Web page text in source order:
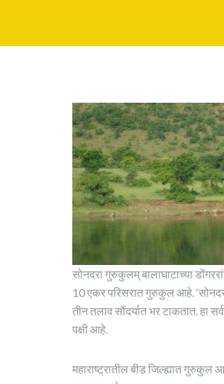
सोनदरा गुरुकुलम् बालाघाटाच्या
10 एकर परिसरात गुरुकुल आहे.
तीन तलाव सौंदर्यात भर टाकतात. हा
पक्षी आहे.
महाराष्ट्रातील बीड जिल्ह्यात गुरुकुल